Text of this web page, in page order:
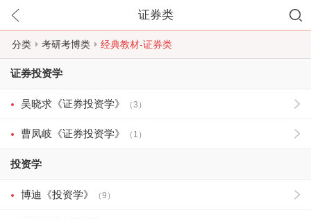
证券类
分类 考研考博类 经典教材-证券类
证券投资学
吴晓求《证券投资学》 （3）
曹凤岐《证券投资学》 （1）
投资学
博迪《投资学》 （9）